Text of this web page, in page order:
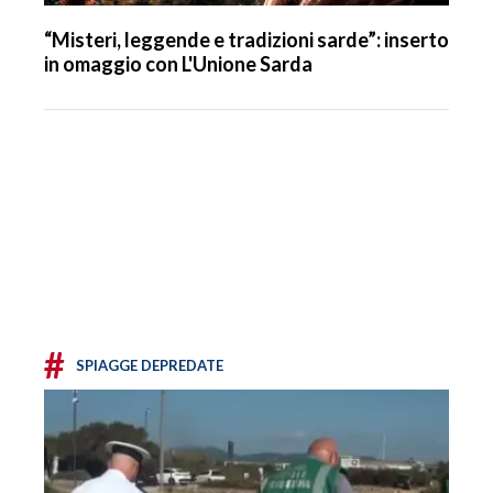
“Misteri, leggende e tradizioni sarde”: inserto
in omaggio con L'Unione Sarda
# SPIAGGE DEPREDATE